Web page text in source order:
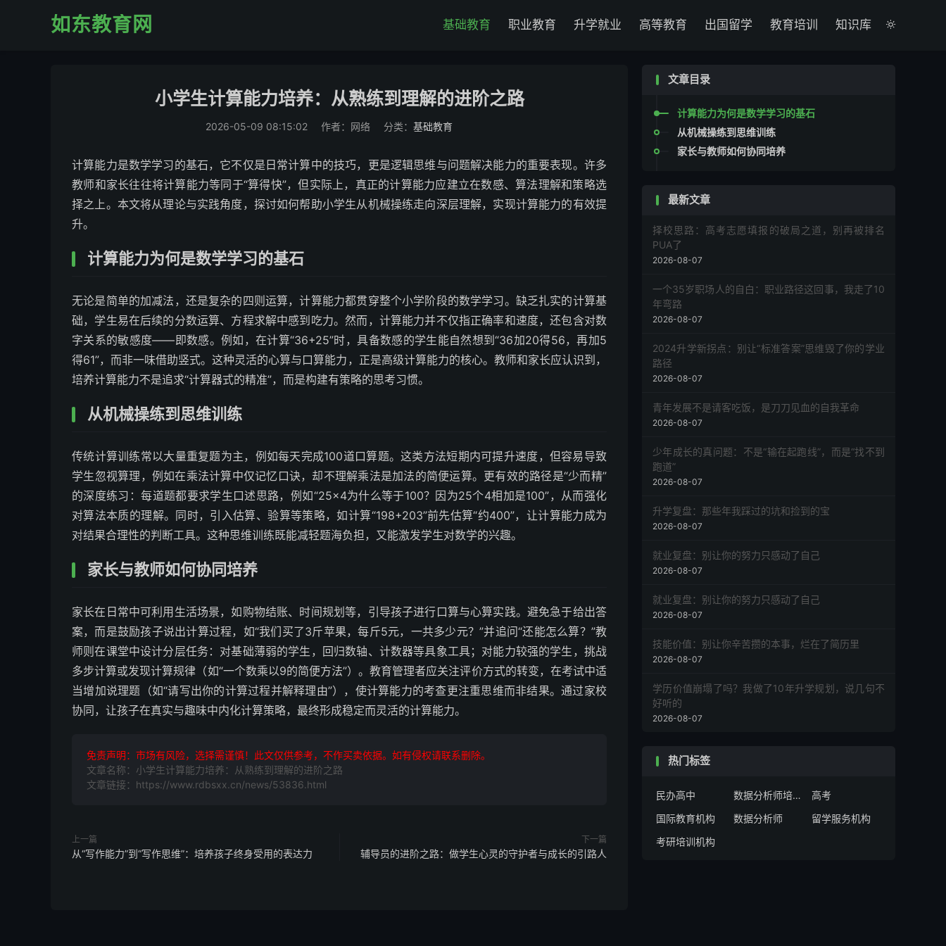
如东教育网 
基础教育 职业教育 升学就业 高等教育 出国留学 教育培训 知识库
小学生计算能力培养：从熟练到理解的进阶之路
2026-05-09 08:15:02 作者：网络 分类： 基础教育
计算能力是数学学习的基石，它不仅是日常计算中的技巧，更是逻辑思维与问题解决能力的重要表现。许多
教师和家长往往将计算能力等同于“算得快”，但实际上，真正的计算能力应建立在数感、算法理解和策略选
择之上。本文将从理论与实践角度，探讨如何帮助小学生从机械操练走向深层理解，实现计算能力的有效提
升。
计算能力为何是数学学习的基石
无论是简单的加减法，还是复杂的四则运算，计算能力都贯穿整个小学阶段的数学学习。缺乏扎实的计算基
础，学生易在后续的分数运算、方程求解中感到吃力。然而，计算能力并不仅指正确率和速度，还包含对数
字关系的敏感度——即数感。例如，在计算“36+25”时，具备数感的学生能自然想到“36加20得56，再加5
得61”，而非一味借助竖式。这种灵活的心算与口算能力，正是高级计算能力的核心。教师和家长应认识到，
培养计算能力不是追求“计算器式的精准”，而是构建有策略的思考习惯。
从机械操练到思维训练
传统计算训练常以大量重复题为主，例如每天完成100道口算题。这类方法短期内可提升速度，但容易导致
学生忽视算理，例如在乘法计算中仅记忆口诀，却不理解乘法是加法的简便运算。更有效的路径是“少而精”
的深度练习：每道题都要求学生口述思路，例如“25×4为什么等于100？因为25个4相加是100”，从而强化
对算法本质的理解。同时，引入估算、验算等策略，如计算“198+203”前先估算“约400”，让计算能力成为
对结果合理性的判断工具。这种思维训练既能减轻题海负担，又能激发学生对数学的兴趣。
家长与教师如何协同培养
家长在日常中可利用生活场景，如购物结账、时间规划等，引导孩子进行口算与心算实践。避免急于给出答
案，而是鼓励孩子说出计算过程，如“我们买了3斤苹果，每斤5元，一共多少元？”并追问“还能怎么算？”教
师则在课堂中设计分层任务：对基础薄弱的学生，回归数轴、计数器等具象工具；对能力较强的学生，挑战
多步计算或发现计算规律（如“一个数乘以9的简便方法”）。教育管理者应关注评价方式的转变，在考试中适
当增加说理题（如“请写出你的计算过程并解释理由”），使计算能力的考查更注重思维而非结果。通过家校
协同，让孩子在真实与趣味中内化计算策略，最终形成稳定而灵活的计算能力。
免责声明：市场有风险，选择需谨慎！此文仅供参考，不作买卖依据。如有侵权请联系删除。
文章名称：小学生计算能力培养：从熟练到理解的进阶之路
文章链接：https://www.rdbsxx.cn/news/53836.html
上一篇
从“写作能力”到“写作思维”：培养孩子终身受用的表达力
下一篇
辅导员的进阶之路：做学生心灵的守护者与成长的引路人
文章目录
计算能力为何是数学学习的基石
从机械操练到思维训练
家长与教师如何协同培养
最新文章
择校思路：高考志愿填报的破局之道，别再被排名
PUA了
2026-08-07
一个35岁职场人的自白：职业路径这回事，我走了10
年弯路
2026-08-07
2024升学新拐点：别让“标准答案”思维毁了你的学业
路径
2026-08-07
青年发展不是请客吃饭，是刀刀见血的自我革命
2026-08-07
少年成长的真问题：不是“输在起跑线”，而是“找不到
跑道”
2026-08-07
升学复盘：那些年我踩过的坑和捡到的宝
2026-08-07
就业复盘：别让你的努力只感动了自己
2026-08-07
就业复盘：别让你的努力只感动了自己
2026-08-07
技能价值：别让你辛苦攒的本事，烂在了简历里
2026-08-07
学历价值崩塌了吗？我做了10年升学规划，说几句不
好听的
2026-08-07
热门标签
民办高中 数据分析师培训机构
高考
国际教育机构
数据分析师
留学服务机构
考研培训机构